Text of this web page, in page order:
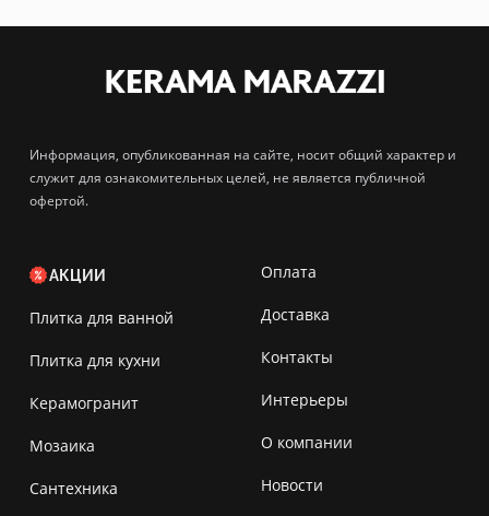
Информация, опубликованная на сайте, носит общий характер и
служит для ознакомительных целей, не является публичной
офертой.
АКЦИИ
Плитка для ванной
Плитка для кухни
Керамогранит
Мозаика
Сантехника
Оплата
Доставка
Контакты
Интерьеры
О компании
Новости